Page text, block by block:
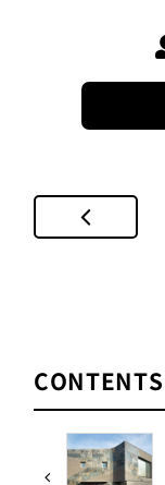
従来のダウン
解を模索する
t Lightです。
0.1mmの厚さを
ーションを見
射面の理想の
たポイントです
CONTENTS